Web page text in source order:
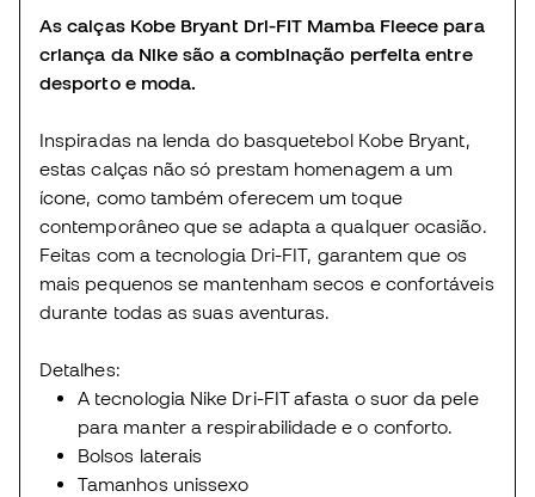
As calças Kobe Bryant Dri-FIT Mamba Fleece para
criança da Nike são a combinação perfeita entre
desporto e moda.
Inspiradas na lenda do basquetebol Kobe Bryant,
estas calças não só prestam homenagem a um
ícone, como também oferecem um toque
contemporâneo que se adapta a qualquer ocasião.
Feitas com a tecnologia Dri-FIT, garantem que os
mais pequenos se mantenham secos e confortáveis
durante todas as suas aventuras.
Detalhes:
A tecnologia Nike Dri-FIT afasta o suor da pele
para manter a respirabilidade e o conforto.
Bolsos laterais
Tamanhos unissexo